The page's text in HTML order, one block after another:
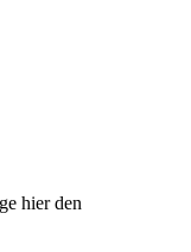
hier den